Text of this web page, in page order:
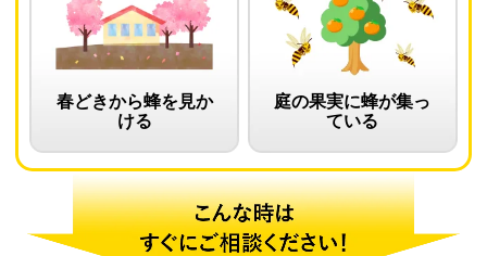
春どきから蜂を見か
ける
庭の果実に蜂が集っ
ている